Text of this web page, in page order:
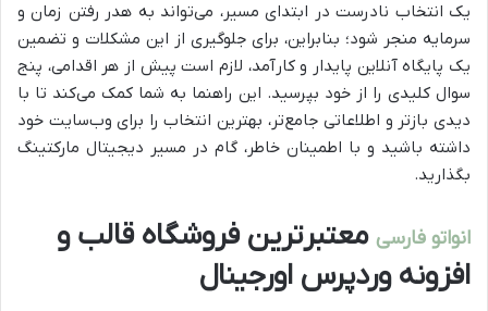
یک انتخاب نادرست در ابتدای مسیر، می‌تواند به هدر رفتن زمان و
سرمایه منجر شود؛ بنابراین، برای جلوگیری از این مشکلات و تضمین
یک پایگاه آنلاین پایدار و کارآمد، لازم است پیش از هر اقدامی، پنج
سوال کلیدی را از خود بپرسید. این راهنما به شما کمک می‌کند تا با
دیدی بازتر و اطلاعاتی جامع‌تر، بهترین انتخاب را برای وب‌سایت خود
داشته باشید و با اطمینان خاطر، گام در مسیر دیجیتال مارکتینگ
بگذارید.
انواتو فارسی معتبرترین فروشگاه قالب و
افزونه وردپرس اورجینال